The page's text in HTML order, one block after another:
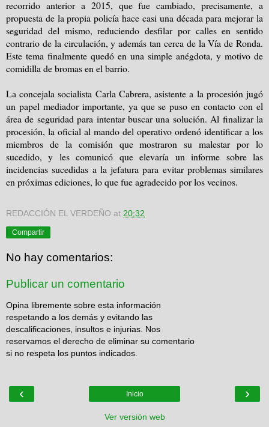
recorrido anterior a 2015, que fue cambiado, precisamente, a
propuesta de la propia policía hace casi una década para mejorar la
seguridad del mismo, reduciendo desfilar por calles en sentido
contrario de la circulación, y además tan cerca de la Vía de Ronda.
Este tema finalmente quedó en una simple anégdota, y motivo de
comidilla de bromas en el barrio.
La concejala socialista Carla Cabrera, asistente a la procesión jugó
un papel mediador importante, ya que se puso en contacto con el
área de seguridad para intentar buscar una solución. Al finalizar la
procesión, la oficial al mando del operativo ordenó identificar a los
miembros de la comisión que mostraron su malestar por lo
sucedido, y les comunicó que elevaría un informe sobre las
incidencias sucedidas a la jefatura para evitar problemas similares
en próximas ediciones, lo que fue agradecido por los vecinos.
REDACCIÓN EL VERDEÑO at 20:32
Compartir
No hay comentarios:
Publicar un comentario
Opina libremente sobre esta información
respetando a los demás y evitando las
descalificaciones, insultos e injurias. Nos
reservamos el derecho de eliminar su comentario
si no respeta los puntos indicados.
‹ ›
Inicio
Ver versión web